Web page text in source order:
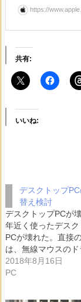
https://
共有:
いいね:
デスクトップ
替え検討
デスクトップPCが
年近く使ったデス
PCが壊れた。直接
は、無線マウスのド
2018年8月16日
PC